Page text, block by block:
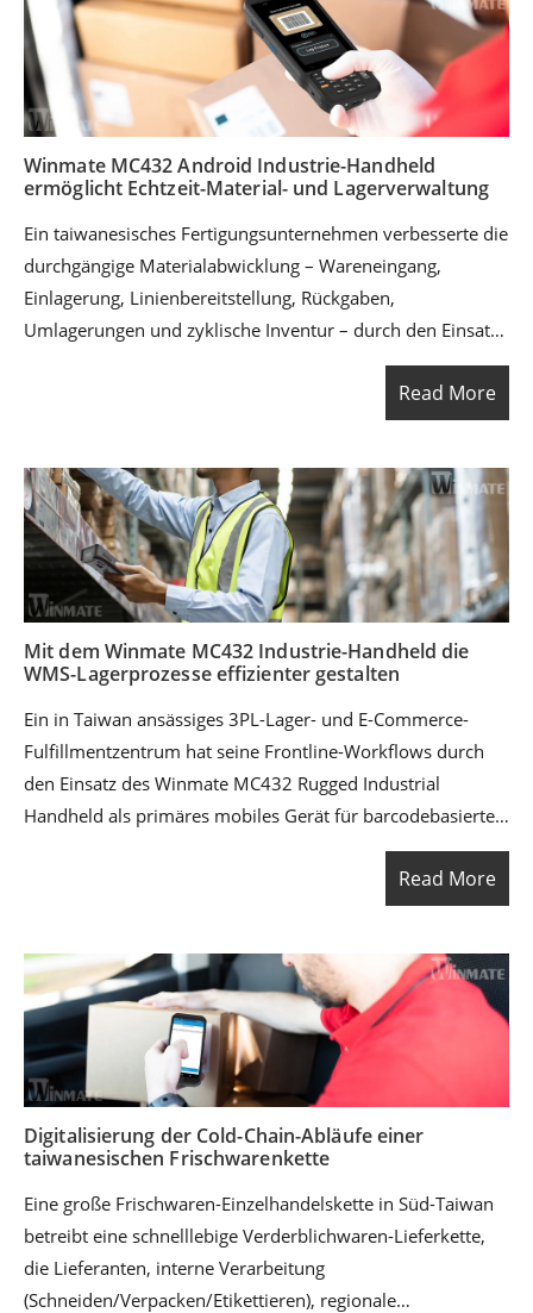
validieren, den Status aktualisieren und Aufgaben direkt
am Einsatzort abschließen – wodurch manuelle
Papierarbeit reduziert und die Rückverfolgbarkeit
verbessert wird.
Winmate MC432 Android Industrie-Handheld
ermöglicht Echtzeit-Material- und Lagerverwaltung
Ein taiwanesisches Fertigungsunternehmen verbesserte die
durchgängige Materialabwicklung – Wareneingang,
Einlagerung, Linienbereitstellung, Rückgaben,
Umlagerungen und zyklische Inventur – durch den Einsatz
des Winmate MC432 Android Industrie-Handhelds als
Frontline-Gerät. Durch die Anbindung mobiler Scan-
Workflows an bestehende ERP/WMS/MES (oder
Eingaben reduzieren, die Rückverfolgbarkeit stärken und
die Bestandsgenauigkeit in Lagern und Produktionslinien
verbessern.
Read More
Mit dem Winmate MC432 Industrie-Handheld die
WMS-Lagerprozesse effizienter gestalten
Ein in Taiwan ansässiges 3PL-Lager- und E-Commerce-
Fulfillmentzentrum hat seine Frontline-Workflows durch
den Einsatz des Winmate MC432 Rugged Industrial
Handheld als primäres mobiles Gerät für barcodebasierte
Aufgaben modernisiert. Durch die Integration in ein
bestehendes WMS (Warehouse Management System) und
die Anbindung an ERP- / Kundensysteme konnte der
Kommissionierfehler und eine Echtzeit-Transparenz des
Lagerbestands erreichen – ganz ohne papierbasierte
Prozesse.
Read More
Digitalisierung der Cold-Chain-Abläufe einer
taiwanesischen Frischwarenkette
Eine große Frischwaren-Einzelhandelskette in Süd-Taiwan
betreibt eine schnelllebige Verderblichwaren-Lieferkette,
die Lieferanten, interne Verarbeitung
(Schneiden/Verpacken/Etikettieren), regionale